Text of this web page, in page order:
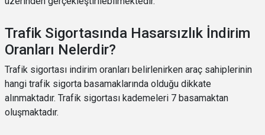
Trafik Sigortasında Hasarsızlık İndirim
Oranları Nelerdir?
Trafik sigortası indirim oranları belirlenirken araç sahiplerinin
hangi trafik sigorta basamaklarında olduğu dikkate
alınmaktadır. Trafik sigortası kademeleri 7 basamaktan
oluşmaktadır.